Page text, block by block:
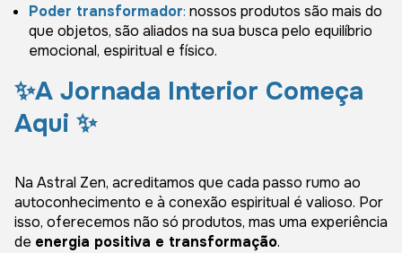
Poder transformador: nossos produtos são mais do
que objetos, são aliados na sua busca pelo equilíbrio
emocional, espiritual e físico.
✨A Jornada Interior Começa
Aqui ✨
Na Astral Zen, acreditamos que cada passo rumo ao
autoconhecimento e à conexão espiritual é valioso. Por
isso, oferecemos não só produtos, mas uma experiência
de energia positiva e transformação.